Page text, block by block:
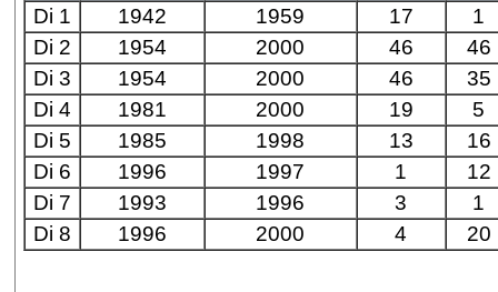
Di 1
1942 1959 17
1
Di 2
1954 2000 46
46
Di 3
1954 2000 46
35
Di 4
1981 2000 19
5
Di 5
1985 1998 13
16
Di 6
1996 1997 1
12
Di 7
1993 1996 3
1
Di 8
1996 2000 4 20